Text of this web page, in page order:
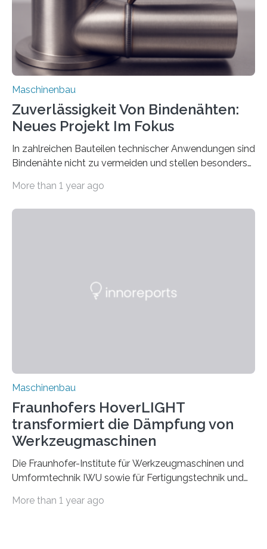
vom 23. bis 25. September in Nürnberg…
Maschinenbau
Zuverlässigkeit Von Bindenähten:
Neues Projekt Im Fokus
In zahlreichen Bauteilen technischer Anwendungen sind
Bindenähte nicht zu vermeiden und stellen besonders
Matrixmaterials eine große Herausforderung dar.
Durch den verstärkten Einsatz von Rezyklaten
More than 1 year ago
Maschinenbau
Fraunhofers HoverLIGHT
transformiert die Dämpfung von
Werkzeugmaschinen
Die Fraunhofer-Institute für Werkzeugmaschinen und
Umformtechnik IWU sowie für Fertigungstechnik und
Durchbruch in der Materialforschung erzielt: Der
More than 1 year ago